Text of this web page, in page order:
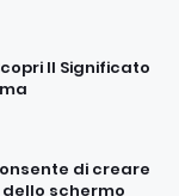
Il Significato
di creare
schermo